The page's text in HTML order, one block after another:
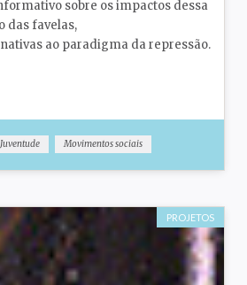
sobre os impactos dessa
das favelas,
ao paradigma da repressão.
Juventude Movimentos sociais
PROJETOS